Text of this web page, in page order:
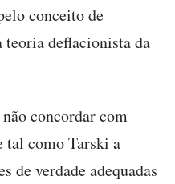
conceito de
teoria deflacionista da
não concordar com
tal como Tarski a
de verdade adequadas